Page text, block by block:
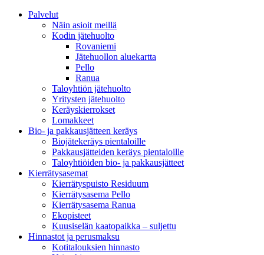
Palvelut
Näin asioit meillä
Kodin jätehuolto
Rovaniemi
Jätehuollon aluekartta
Pello
Ranua
Taloyhtiön jätehuolto
Yritysten jätehuolto
Keräyskierrokset
Lomakkeet
Bio- ja pakkausjätteen keräys
Biojätekeräys pientaloille
Pakkausjätteiden keräys pientaloille
Taloyhtiöiden bio- ja pakkausjätteet
Kierrätysasemat
Kierrätyspuisto Residuum
Kierrätysasema Pello
Kierrätysasema Ranua
Ekopisteet
Kuusiselän kaatopaikka – suljettu
Hinnastot ja perusmaksu
Kotitalouksien hinnasto